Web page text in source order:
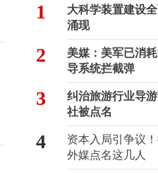
1
大科学装置建设
涌现
2
美媒：美军已消
导系统拦截弹
3
纠治旅游行业导
社被点名
4
资本入局引争议
外媒点名这几人